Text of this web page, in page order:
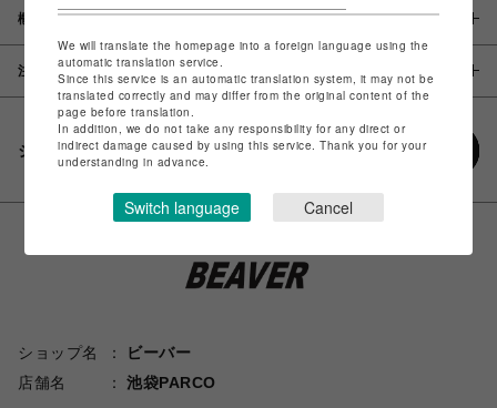
概要
注意事項
シェアする
ショップ名
ビーバー
店舗名
池袋PARCO
We will translate the homepage into a foreign language using the
automatic translation service.
Since this service is an automatic translation system, it may not be
translated correctly and may differ from the original content of the
page before translation.
In addition, we do not take any responsibility for any direct or
indirect damage caused by using this service. Thank you for your
understanding in advance.
Switch language Cancel